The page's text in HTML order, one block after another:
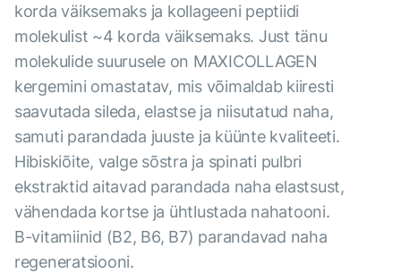
korda väiksemaks ja kollageeni peptiidi
molekulist ~4 korda väiksemaks. Just tänu
molekulide suurusele on MAXICOLLAGEN
kergemini omastatav, mis võimaldab kiiresti
saavutada sileda, elastse ja niisutatud naha,
samuti parandada juuste ja küünte kvaliteeti.
Hibiskiõite, valge sõstra ja spinati pulbri
ekstraktid aitavad parandada naha elastsust,
vähendada kortse ja ühtlustada nahatooni.
B-vitamiinid (B2, B6, B7) parandavad naha
regeneratsiooni.